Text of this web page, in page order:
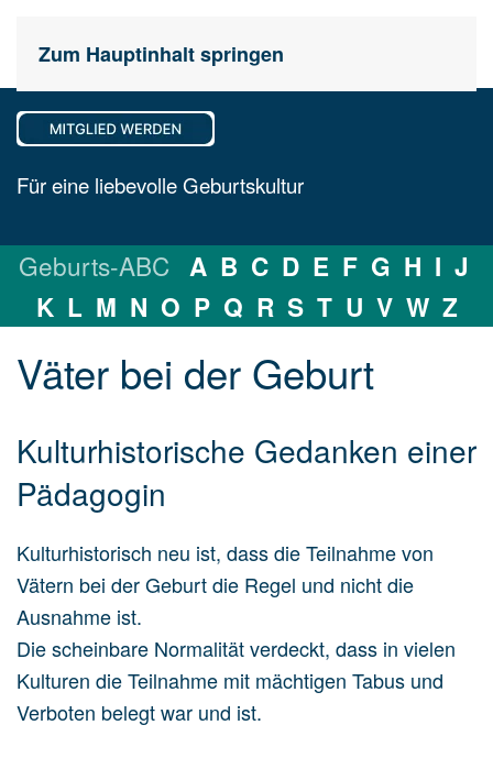
Zum Hauptinhalt springen
Für eine liebevolle Geburtskultur
Geburts-ABC A B C D E F G H I J
K L M N O P Q R S T U V W Z
Väter bei der Ge­burt
Kulturhistorische Gedanken einer
Pädagogin
Kulturhistorisch neu ist, dass die Teilnahme von
Vätern bei der Geburt die Regel und nicht die
Ausnahme ist.
Die scheinbare Normalität verdeckt, dass in vielen
Kulturen die Teilnahme mit mächtigen Tabus und
Verboten belegt war und ist.